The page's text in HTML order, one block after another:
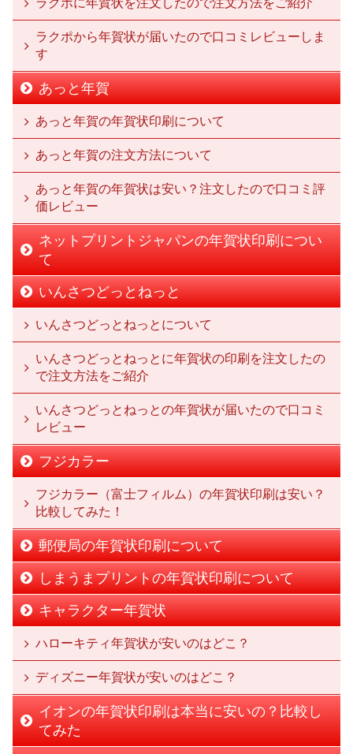
ラクポから年賀状が届いたので口コミレビューしま
す
あっと年賀
あっと年賀の年賀状印刷について
あっと年賀の注文方法について
あっと年賀の年賀状は安い？注文したので口コミ評
価レビュー
ネットプリントジャパンの年賀状印刷につい
て
いんさつどっとねっと
いんさつどっとねっとについて
いんさつどっとねっとに年賀状の印刷を注文したの
で注文方法をご紹介
いんさつどっとねっとの年賀状が届いたので口コミ
レビュー
フジカラー
フジカラー（富士フィルム）の年賀状印刷は安い？
比較してみた！
郵便局の年賀状印刷について
しまうまプリントの年賀状印刷について
キャラクター年賀状
ハローキティ年賀状が安いのはどこ？
ディズニー年賀状が安いのはどこ？
イオンの年賀状印刷は本当に安いの？比較し
てみた